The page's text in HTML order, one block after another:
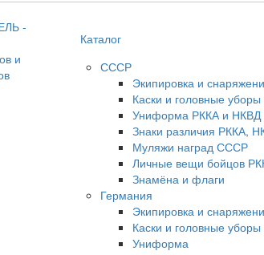
Каталог
СССР
Экипировка и
Каски и головные
Униформа РККА и НКВД
Знаки различия РККА,
Муляжи наград СССР
Личные вещи бойцов
Знамёна и флаги
Германия
Экипировка и
Каски и головные уборы
Униформа